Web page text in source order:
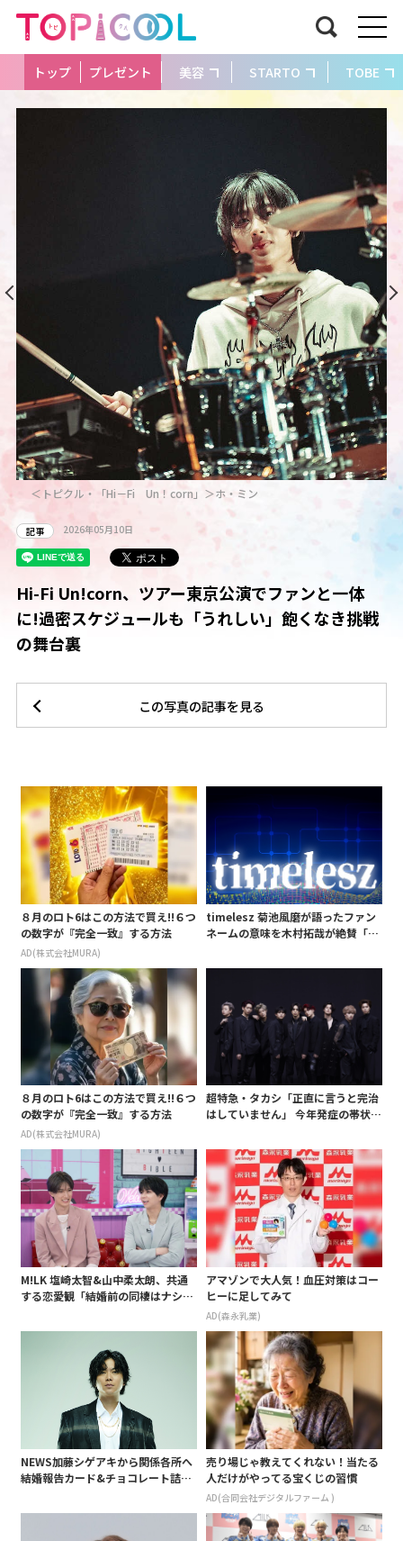
トップ プレゼント 美容 STARTO TOBE
＜トピクル・「Hi－Fi Un！corn」＞ホ・ミン
記事 2026年05月10日
Hi-Fi Un!corn、ツアー東京公演でファンと一体
に!過密スケジュールも「うれしい」飽くなき挑戦
の舞台裏
この写真の記事を見る
８月のロト6はこの方法で買え!!６つ
の数字が『完全一致』する方法
AD(株式会社MURA)
timelesz 菊池風磨が語ったファン
ネームの意味を木村拓哉が絶賛「考
８月のロト6はこの方法で買え!!６つ
の数字が『完全一致』する方法
AD(株式会社MURA)
超特急・タカシ「正直に言うと完治
はしていません」 今年発症の帯状疱
白 後遺症も語る
M!LK 塩崎太智&山中柔太朗、共通
する恋愛観「結婚前の同棲はナシ」
アマゾンで大人気！血圧対策はコー
ヒーに足してみて
AD(森永乳業)
NEWS加藤シゲアキから関係各所へ
結婚報告カード&チョコレート詰め
も添えて
売り場じゃ教えてくれない！当たる
人だけがやってる宝くじの習慣
AD(合同会社デジタルファーム )